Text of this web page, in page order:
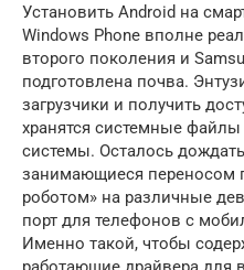
Установить Android на
Windows Phone вполне
второго поколения и
подготовлена почва.
загрузчики и получить
хранятся системные
системы. Осталось
занимающиеся переносом
роботом» на различные
порт для телефонов с
Именно такой, чтобы